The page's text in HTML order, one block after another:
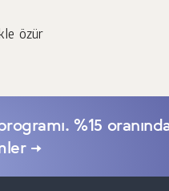
özür
%15
→